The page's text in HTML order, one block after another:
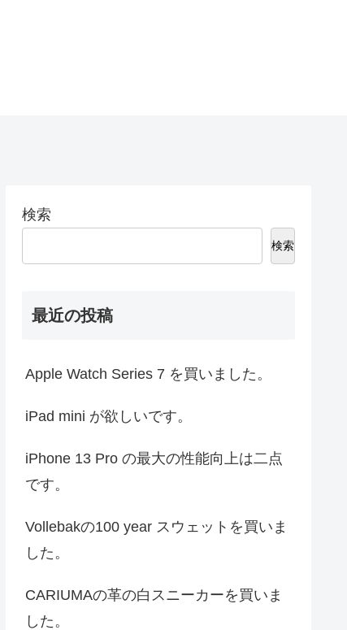
検索
検索
最近の投稿
Apple Watch Series 7 を買いました。
iPad mini が欲しいです。
iPhone 13 Pro の最大の性能向上は二点
です。
Vollebakの100 year スウェットを買いま
した。
CARIUMAの革の白スニーカーを買いま
した。